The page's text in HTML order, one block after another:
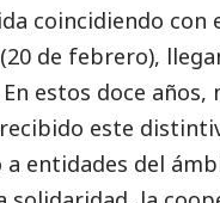
coincidiendo con
(20 de febrero),
estos doce años,
este
a entidades del